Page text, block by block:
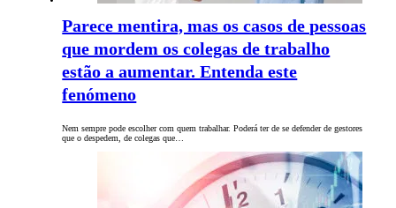
Parece mentira, mas os casos de pessoas
que mordem os colegas de trabalho
estão a aumentar. Entenda este
fenómeno
Nem sempre pode escolher com quem trabalhar. Poderá ter de se defender de gestores
que o despedem, de colegas que…